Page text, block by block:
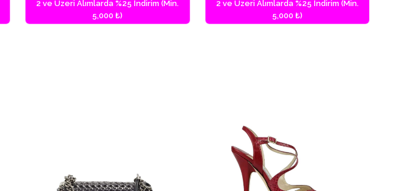
2 ve Üzeri Alımlarda %25 İndirim (Min.
5,000 ₺)
2 ve Üzeri Alımlarda %25 İndirim (Min.
5,000 ₺)